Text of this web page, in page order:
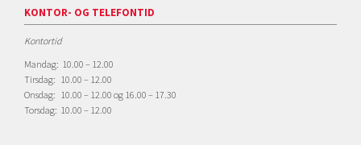
KONTOR- OG TELEFONTID
Kontortid
Mandag: 10.00 – 12.00
Tirsdag: 10.00 – 12.00
Onsdag: 10.00 – 12.00 og 16.00 – 17.30
Torsdag: 10.00 – 12.00